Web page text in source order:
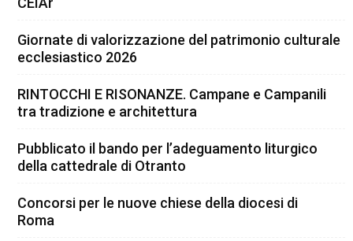
Giornate di valorizzazione del patrimonio culturale
ecclesiastico 2026
RINTOCCHI E RISONANZE. Campane e Campanili
tra tradizione e architettura
Pubblicato il bando per l’adeguamento liturgico
della cattedrale di Otranto
Concorsi per le nuove chiese della diocesi di
Roma